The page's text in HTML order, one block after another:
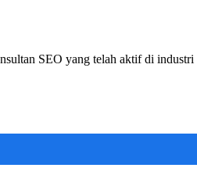
SEO yang telah aktif di